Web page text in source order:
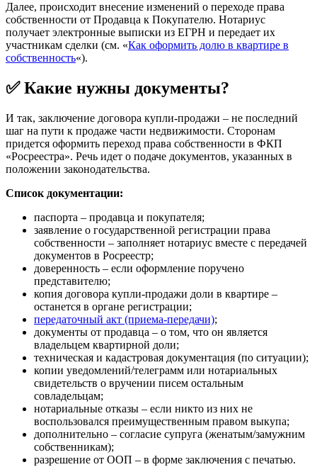
Далее, происходит внесение изменений о переходе права
собственности от Продавца к Покупателю. Нотариус
получает электронные выписки из ЕГРН и передает их
участникам сделки (см. «Как оформить долю в квартире в
собственность«).
✅ Какие нужны документы?
И так, заключение договора купли-продажи – не последний
шаг на пути к продаже части недвижимости. Сторонам
придется оформить переход права собственности в ФКП
«Росреестра». Речь идет о подаче документов, указанных в
положении законодательства.
Список документации:
паспорта – продавца и покупателя;
заявление о государственной регистрации права
собственности – заполняет нотариус вместе с передачей
документов в Росреестр;
доверенность – если оформление поручено
представителю;
копия договора купли-продажи доли в квартире –
останется в органе регистрации;
передаточный акт (приема-передачи);
документы от продавца – о том, что он является
владельцем квартирной доли;
техническая и кадастровая документация (по ситуации);
копии уведомлений/телеграмм или нотариальных
свидетельств о вручении писем остальным
совладельцам;
нотариальные отказы – если никто из них не
воспользовался преимущественным правом выкупа;
дополнительно – согласие супруга (женатым/замужним
собственникам);
разрешение от ООП – в форме заключения с печатью.